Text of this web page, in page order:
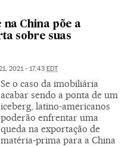
China põe a
sobre suas
2021 - 17:43 EDT
Se o caso da imobiliária
acabar sendo a ponta de um
iceberg, latino-americanos
poderão enfrentar uma
queda na exportação de
matéria-prima para a China